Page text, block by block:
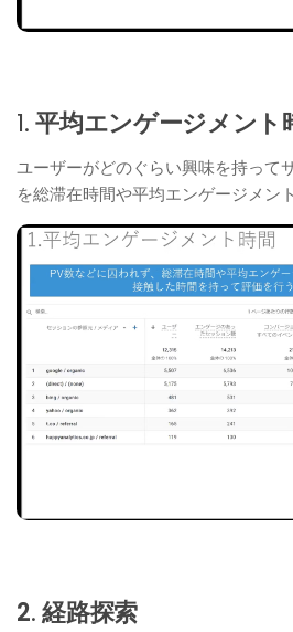
1.平均エンゲージメント
ユーザーがどのぐらい興味を持って
を総滞在時間や平均エンゲージメン
2.経路探索